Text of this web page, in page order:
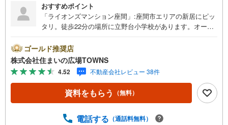
おすすめポイント
「ライオンズマンション座間」:座間市エリアの新居にピッ
タリ。徒歩22分の場所に立野台小学校があります。オート
向きの物件のご紹介です。物件の向きも確認しておきまし
ょう。バルコニーが付いています。8.1平米のバルコニーが
付いた物件です。中古マンションを購入して優雅な生活を
送りましょう。【年中無休/9:00～21:00】人気物件は特に
お問い合わせが集中するため、お早めにお電話下さい。
「室内・現地を見学する」ボタンよりご予約頂くとご見学
○住宅ローンのご相談○ライフプランのシミュレーション■
ゴールド推奨店
株式会社住まいの広場TOWNS
4.52 不動産会社レビュー 38件
資料をもらう （無料）
電話する （通話料無料）